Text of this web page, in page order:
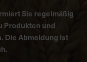
Sie regelmäßig
Produkten und
Die Abmeldung ist